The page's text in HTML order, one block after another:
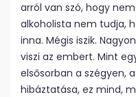
arról van szó, hogy
alkoholista nem tudja,
inna. Mégis iszik.
viszi az embert. Mint
elsősorban a szégyen,
hibáztatása, ez mind,